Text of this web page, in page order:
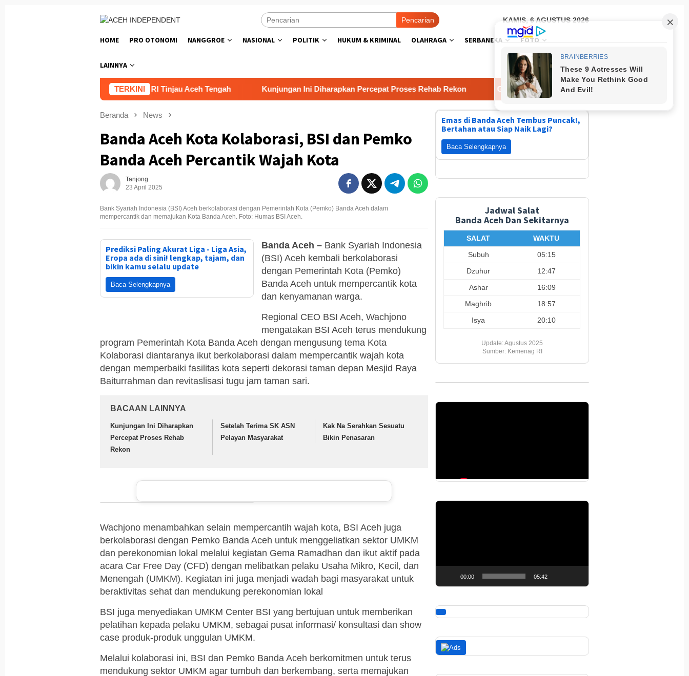
Pencarian KAMIS, 6 AGUSTUS 2026
HOME PRO OTONOMI NANGGROE NASIONAL POLITIK HUKUM & KRIMINAL OLAHRAGA SERBANEKA FOTO
LAINNYA
TERKINI
Tiga Unit Helikopter Wapres RI Tinjau Aceh Tengah Kunjungan Ini Diharapkan Percepat Proses Rehab Rekon Gebyar Kampung Merah Putih Berhadiah Rp150 Juta
Beranda News
Banda Aceh Kota Kolaborasi, BSI dan Pemko
Banda Aceh Percantik Wajah Kota
Tanjong
23 April 2025
Bank Syariah Indonesia (BSI) Aceh berkolaborasi dengan Pemerintah Kota (Pemko) Banda Aceh dalam
mempercantik dan memajukan Kota Banda Aceh. Foto: Humas BSI Aceh.
Prediksi Paling Akurat Liga - Liga Asia,
Eropa ada di sini! lengkap, tajam, dan
bikin kamu selalu update
Baca Selengkapnya
Banda Aceh – Bank Syariah Indonesia
(BSI) Aceh kembali berkolaborasi
dengan Pemerintah Kota (Pemko)
Banda Aceh untuk mempercantik kota
dan kenyamanan warga.
Regional CEO BSI Aceh, Wachjono
mengatakan BSI Aceh terus mendukung
program Pemerintah Kota Banda Aceh dengan mengusung tema Kota
Kolaborasi diantaranya ikut berkolaborasi dalam mempercantik wajah kota
dengan memperbaiki fasilitas kota seperti dekorasi taman depan Mesjid Raya
Baiturrahman dan revitaslisasi tugu jam taman sari.
BACAAN LAINNYA
Kunjungan Ini Diharapkan
Percepat Proses Rehab
Rekon
Setelah Terima SK ASN
Pelayan Masyarakat
Kak Na Serahkan Sesuatu
Bikin Penasaran
Wachjono menambahkan selain mempercantih wajah kota, BSI Aceh juga
berkolaborasi dengan Pemko Banda Aceh untuk menggeliatkan sektor UMKM
dan perekonomian lokal melalui kegiatan Gema Ramadhan dan ikut aktif pada
acara Car Free Day (CFD) dengan melibatkan pelaku Usaha Mikro, Kecil, dan
Menengah (UMKM). Kegiatan ini juga menjadi wadah bagi masyarakat untuk
beraktivitas sehat dan mendukung perekonomian lokal
BSI juga menyediakan UMKM Center BSI yang bertujuan untuk memberikan
pelatihan kepada pelaku UMKM, sebagai pusat informasi/ konsultasi dan show
case produk-produk unggulan UMKM.
Melalui kolaborasi ini, BSI dan Pemko Banda Aceh berkomitmen untuk terus
mendukung sektor UMKM agar tumbuh dan berkembang, serta memajukan
Emas di Banda Aceh Tembus Puncak!,
Bertahan atau Siap Naik Lagi?
Baca Selengkapnya
Jadwal Salat
Banda Aceh Dan Sekitarnya
SALAT
WAKTU
Subuh
05:15
Dzuhur
12:47
Ashar
16:09
Maghrib
18:57
Isya
20:10
Update: Agustus 2025
Sumber: Kemenag RI
Pemutar
00:00 05:42